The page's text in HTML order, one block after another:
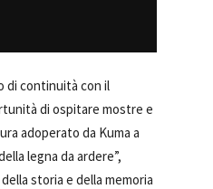
di continuità con il
di ospitare mostre e
adoperato da Kuma a
legna da ardere”,
storia e della memoria